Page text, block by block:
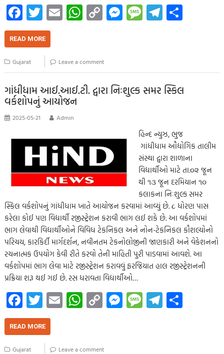
Fa
ce
b
o
o
k
T
wi
tt
er
E
m
W
h
s
A
p
C
o
y
Li
nk
M
es
g
er
M
es
e
Te
le
m
READ MORE
Gujarat Leave a comment
ગાંધીધામ આઈ.આઈ.ટી. દ્વારા નિઃશુલ્ક સમર સ્કિલ
વર્કશોપનું આયોજન
2025-05-21 Admin
હિન્દ ન્યુઝ, ભુજ
ગાંધીધામ ઔદ્યોગિક તાલીમ
સંસ્થા દ્વારા શાળાના
વિદ્યાર્થીઓ માટે તા.૦૨ જૂન
થી ૧૩ જૂન દરમિયાન ૧૦
કલાકના નિઃશુલ્ક સમર
સ્કિલ વર્કશોપનું ગાંધીધામ ખાતે આયોજન કરવામાં આવ્યું છે. ૮ ધોરણ પાસ
કરેલા કોઈ પણ વિદ્યાર્થી રજીસ્ટ્રેશન કરાવી ભાગ લઈ શકે છે. આ વર્કશોપમાં
ભાગ લેવાથી વિદ્યાર્થીઓને વિવિધ ટેકનિકલ અને નોન-ટેકનિકલ કૌશલ્યોનો
પરિચય, કારકિર્દી માર્ગદર્શન, નવીનતમ ટેકનોલોજીની જાણકારી અને વેકેશનનો
રચનાત્મક ઉપયોગ કેવી રીતે કરવો તેની માહિતી પુરી પાડવામાં આવશે. આ
વર્કશોપમાં ભાગ લેવા માટે રજીસ્ટ્રેશન કરાવવું ફરજિયાત હાલ રજીસ્ટ્રેશનની
પ્રક્રિયા શરૂ થઈ ગઈ છે. રસ ધરાવતા વિદ્યાર્થીઓ…
Fa
ce
b
o
T
wi
tt
er
E
m
W
h
s
C
o
y
M
es
M
es
Te
le
READ MORE
Gujarat Leave a comment